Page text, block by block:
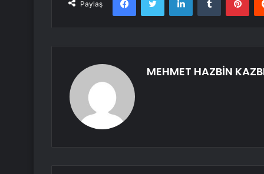
Paylaş
MEHMET HAZBİN